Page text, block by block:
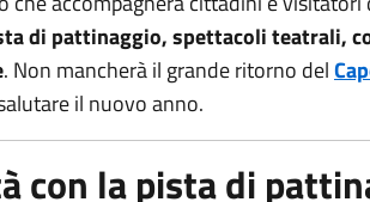
di pattinaggio, spettacoli teatrali,
. Non mancherà il grande ritorno del
il nuovo anno.
con la pista di